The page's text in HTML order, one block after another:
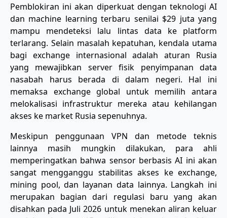
​Pemblokiran ini akan diperkuat dengan teknologi AI
dan machine learning terbaru senilai $29 juta yang
mampu mendeteksi lalu lintas data ke platform
terlarang. Selain masalah kepatuhan, kendala utama
bagi exchange internasional adalah aturan Rusia
yang mewajibkan server fisik penyimpanan data
nasabah harus berada di dalam negeri. Hal ini
memaksa exchange global untuk memilih antara
melokalisasi infrastruktur mereka atau kehilangan
akses ke market Rusia sepenuhnya.
​Meskipun penggunaan VPN dan metode teknis
lainnya masih mungkin dilakukan, para ahli
memperingatkan bahwa sensor berbasis AI ini akan
sangat mengganggu stabilitas akses ke exchange,
mining pool, dan layanan data lainnya. Langkah ini
merupakan bagian dari regulasi baru yang akan
disahkan pada Juli 2026 untuk menekan aliran keluar